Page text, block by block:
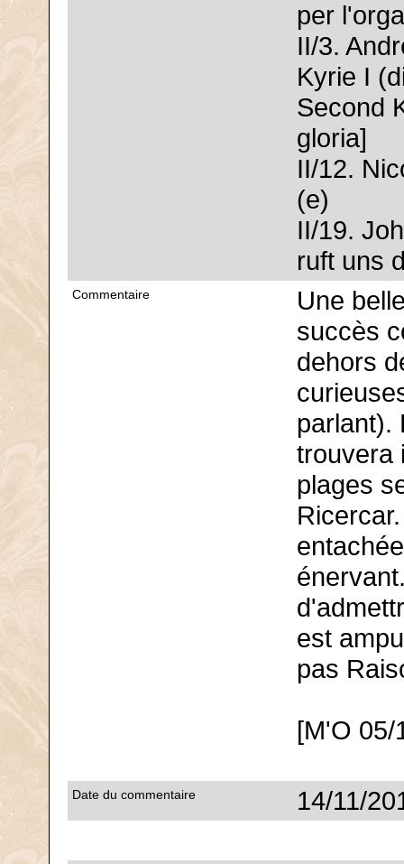
per
II/3.
Kyrie I
Second
gloria]
II/12.
(e)
II/19.
ruft uns
Commentaire
Une
succès
dehors
parlant).
trouvera
plages
est
pas
[M'O 05/
Date du commentaire 14/11/